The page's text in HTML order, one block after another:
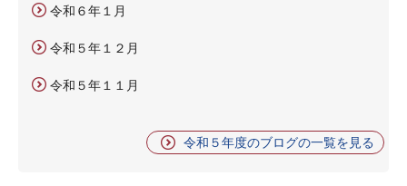
令和６年１月
令和５年１２月
令和５年１１月
令和５年度のブログの一覧を見る